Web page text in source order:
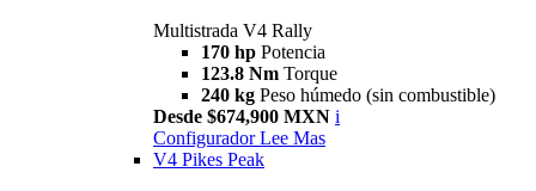
Multistrada V4 Rally
170 hp Potencia
123.8 Nm Torque
240 kg Peso húmedo (sin combustible)
Desde $674,900 MXN i
Configurador Lee Mas
V4 Pikes Peak